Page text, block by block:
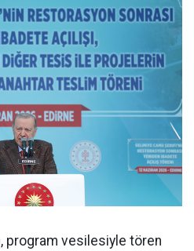
program vesilesiyle tören